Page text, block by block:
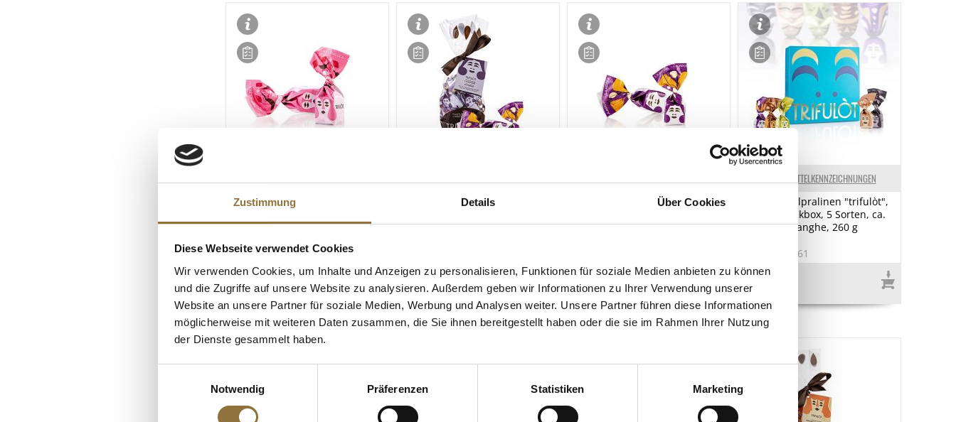
Zustimmung Details Über Cookies
Diese Webseite verwendet Cookies
Wir verwenden Cookies, um Inhalte und Anzeigen zu personalisieren, Funktionen für soziale Medien anbieten zu können
und die Zugriffe auf unsere Website zu analysieren. Außerdem geben wir Informationen zu Ihrer Verwendung unserer
Website an unsere Partner für soziale Medien, Werbung und Analysen weiter. Unsere Partner führen diese Informationen
möglicherweise mit weiteren Daten zusammen, die Sie ihnen bereitgestellt haben oder die sie im Rahmen Ihrer Nutzung
der Dienste gesammelt haben.
Notwendig
Präferenzen Statistiken Marketing
Mini Trüffelpralinen "trifulòt",
Tartuflanghe, 1 kg
Art.Nr.:67133
€ 74,00*
Mini Trüffelpralinen "trifulòt",
Tartuflanghe, 180 g
€ 14,80*
€ 82,22*/ kg
Mini Trüffelpralinen "trifulòt",
Tartuflanghe, 1 kg
€ 56,20*
LEBENSMITTELKENNZEICHNUNGEN
Mini Trüffelpralinen "trifulòt",
in Geschenkbox, 5 Sorten, ca.
7 g, Tartuflanghe, 260 g
Art.Nr.:66661
€ 32,00*
€ 123,08*